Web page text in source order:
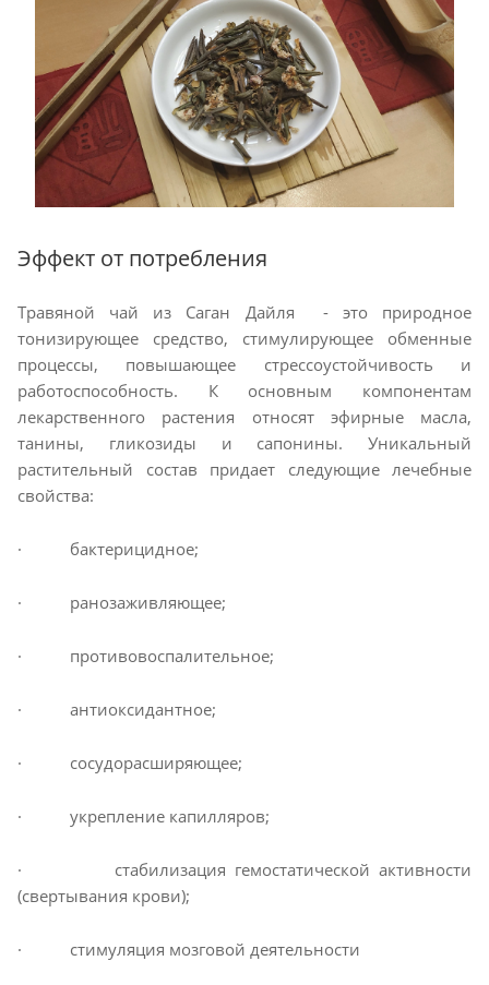
Эффект от потребления
Травяной чай из Саган Дайля - это природное
тонизирующее средство, стимулирующее обменные
процессы, повышающее стрессоустойчивость и
работоспособность. К основным компонентам
лекарственного растения относят эфирные масла,
танины, гликозиды и сапонины. Уникальный
растительный состав придает следующие лечебные
свойства:
· бактерицидное;
· ранозаживляющее;
· противовоспалительное;
· антиоксидантное;
· сосудорасширяющее;
· укрепление капилляров;
· стабилизация гемостатической активности
(свертывания крови);
· стимуляция мозговой деятельности